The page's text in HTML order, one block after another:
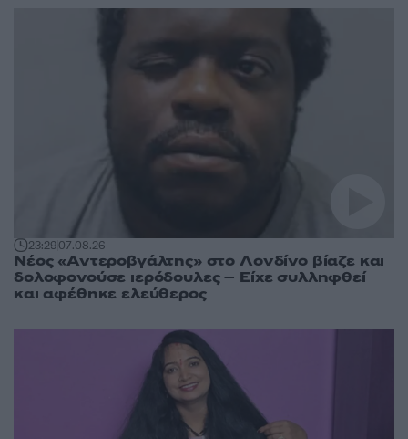
23:2907.08.26
Νέος «Αντεροβγάλτης» στο Λονδίνο βίαζε και
δολοφονούσε ιερόδουλες – Είχε συλληφθεί
και αφέθηκε ελεύθερος